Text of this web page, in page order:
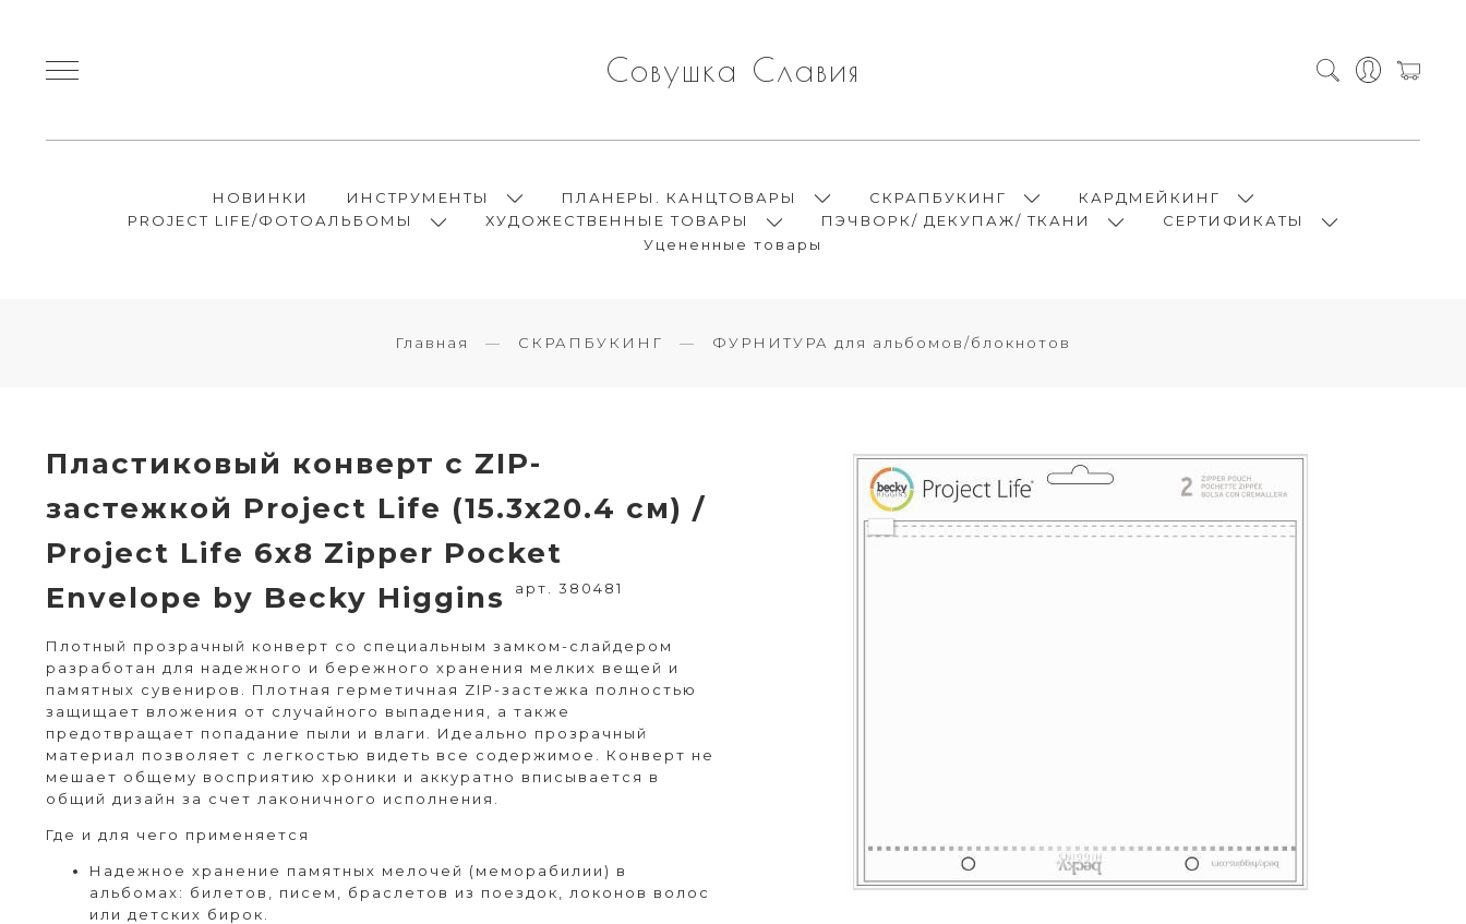
Совушка Славия
НОВИНКИ ИНСТРУМЕНТЫ ПЛАНЕРЫ. КАНЦТОВАРЫ СКРАПБУКИНГ
КАРДМЕЙКИНГ
PROJECT LIFE/ФОТОАЛЬБОМЫ
ХУДОЖЕСТВЕННЫЕ ТОВАРЫ ПЭЧВОРК/ ДЕКУПАЖ/ ТКАНИ
СЕРТИФИКАТЫ
Уцененные товары
Главная СКРАПБУКИНГ ФУРНИТУРА для альбомов/блокнотов
Пластиковый конверт с ZIP-
застежкой Project Life (15.3х20.4 см) /
Project Life 6x8 Zipper Pocket
Envelope by Becky Higgins
арт. 380481
Плотный прозрачный конверт со специальным замком-слайдером
разработан для надежного и бережного хранения мелких вещей и
памятных сувениров. Плотная герметичная ZIP-застежка полностью
защищает вложения от случайного выпадения, а также
предотвращает попадание пыли и влаги. Идеально прозрачный
материал позволяет с легкостью видеть все содержимое. Конверт не
мешает общему восприятию хроники и аккуратно вписывается в
общий дизайн за счет лаконичного исполнения.
Где и для чего применяется
Надежное хранение памятных мелочей (меморабилии) в
альбомах: билетов, писем, браслетов из поездок, локонов волос
или детских бирок.